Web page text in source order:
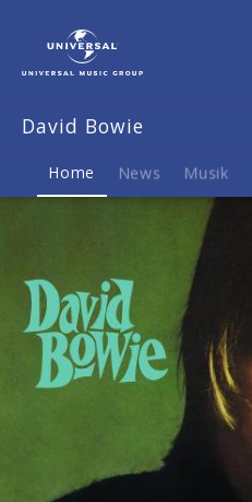
Musik
Merch
David Bowie
Home News Musik